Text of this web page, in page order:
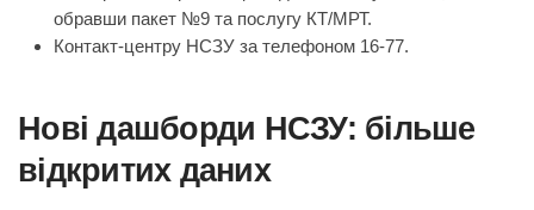
обравши пакет №9 та послугу КТ/МРТ.
Контакт-центру НСЗУ за телефоном 16-77.
Нові дашборди НСЗУ: більше
відкритих даних